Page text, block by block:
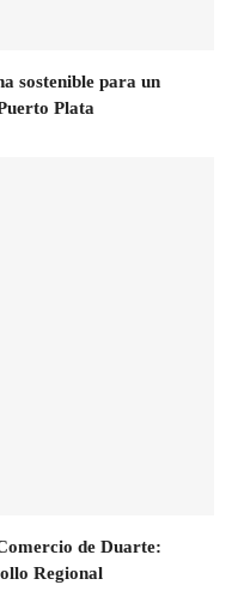
sostenible para un
Plata
de Duarte:
Regional